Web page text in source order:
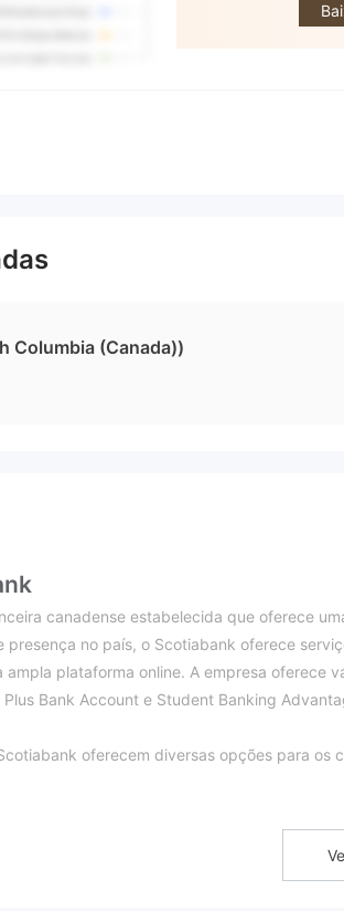
Columbia (Canada))
canadense estabelecida que oferece
presença no país, o Scotiabank oferece
ampla plataforma online. A empresa oferece
Bank Account e Student Banking
oferecem diversas opções para os
os clientes planejem e garantam seu futuro